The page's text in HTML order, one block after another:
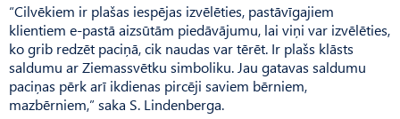
“Cilvēkiem ir plašas iespējas izvēlēties, pastāvīgajiem
klientiem e-pastā aizsūtām piedāvājumu, lai viņi var izvēlēties,
ko grib redzēt paciņā, cik naudas var tērēt. Ir plašs klāsts
saldumu ar Ziemassvētku simboliku. Jau gatavas saldumu
paciņas pērk arī ikdienas pircēji saviem bērniem,
mazbērniem,” saka S. Lin­denberga.